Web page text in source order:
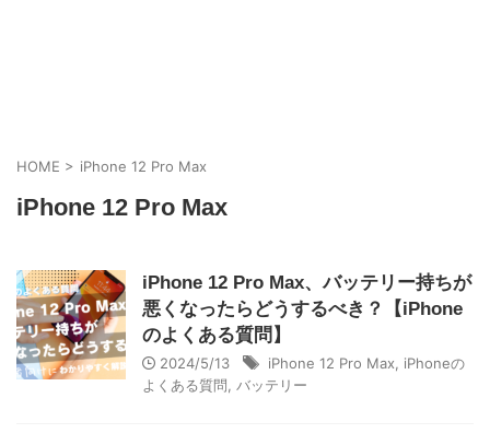
HOME > iPhone 12 Pro Max
iPhone 12 Pro Max
iPhone 12 Pro Max、バッテリー持ちが
悪くなったらどうするべき？【iPhone
のよくある質問】
2024/5/13 iPhone 12 Pro Max
iPhoneの
よくある質問
バッテリー